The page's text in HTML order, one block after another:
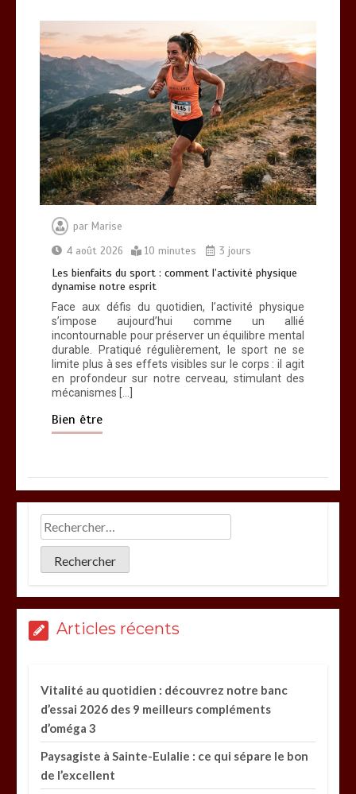
par Marise
4 août 2026
10 minutes 3 jours
Les bienfaits du sport : comment l’activité physique
dynamise notre esprit
Face aux défis du quotidien, l’activité physique
s’impose aujourd’hui comme un allié
incontournable pour préserver un équilibre mental
durable. Pratiqué régulièrement, le sport ne se
limite plus à ses effets visibles sur le corps : il agit
en profondeur sur notre cerveau, stimulant des
mécanismes […]
Bien être
Articles récents
Vitalité au quotidien : découvrez notre banc
d’essai 2026 des 9 meilleurs compléments
d’oméga 3
Paysagiste à Sainte-Eulalie : ce qui sépare le bon
de l’excellent